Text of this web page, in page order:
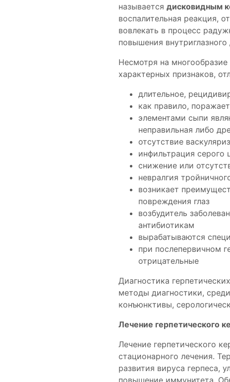
называется дисковидным
воспалительная реакция,
вовлекать в процесс
повышения внутриглазного
Несмотря на
характерных признаков,
длительное,
как правило,
элементами сыпи
неправильная либо
отсутствие
инфильтрация серого
снижение или
невралгия
возникает
повреждения глаз
возбудитель
антибиотикам
вырабатываются
при послепервичном
отрицательные
Диагностика
методы диагностики,
конъюнктивы,
Лечение герпетического
Лечение герпетического
стационарного лечения.
развития вируса герпеса,
повышение иммунитета.